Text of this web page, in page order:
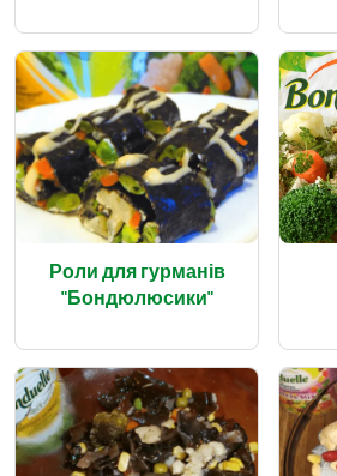
Роли для гурманів
"Бондюлюсики"